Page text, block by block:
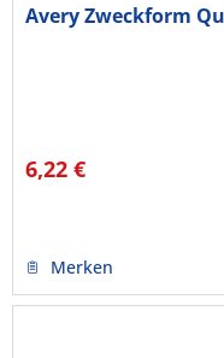
Avery Zweckform
6,22 €
Merken